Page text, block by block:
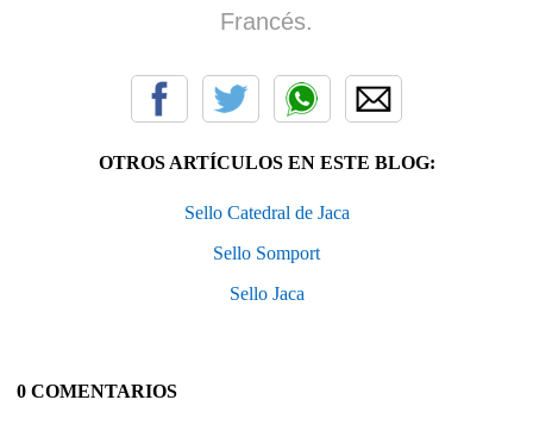
Francés.
OTROS ARTÍCULOS EN ESTE BLOG:
Sello Catedral de Jaca
Sello Somport
Sello Jaca
0 COMENTARIOS